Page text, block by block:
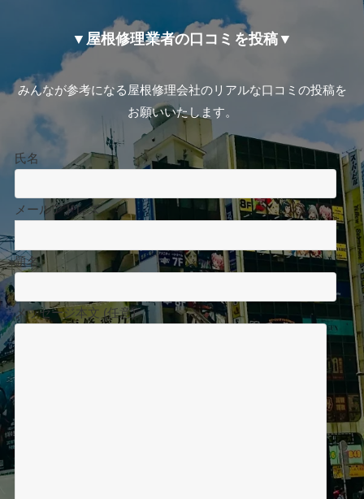
▼屋根修理業者の口コミを投稿▼
みんなが参考になる屋根修理会社のリアルな口コミの投稿を
お願いいたします。
氏名
メールアドレス
題名
メッセージ本文 (任意)